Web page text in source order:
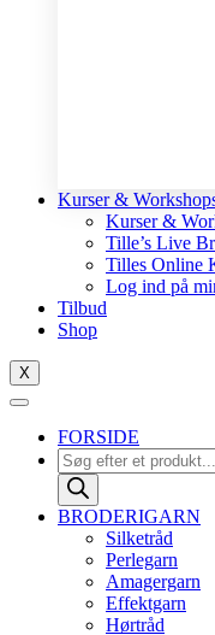
Kurser &
Kurser &
Tille’s Live
Tilles Online
Log ind på
Tilbud
Shop
X
FORSIDE
Products
search
BRODERIGARN
Silketråd
Perlegarn
Amagergarn
Effektgarn
Hørtråd